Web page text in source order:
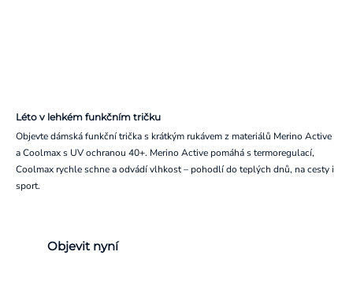
Léto v lehkém funkčním tričku
Objevte dámská funkční trička s krátkým rukávem z materiálů Merino Active
a Coolmax s UV ochranou 40+. Merino Active pomáhá s termoregulací,
Coolmax rychle schne a odvádí vlhkost – pohodlí do teplých dnů, na cesty i
sport.
Objevit nyní